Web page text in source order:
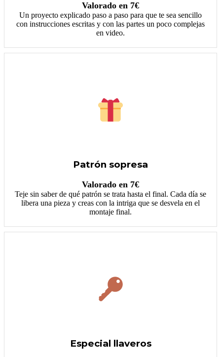
Valorado en 7€
Un proyecto explicado paso a paso para que te sea sencillo
con instrucciones escritas y con las partes un poco complejas
en video.
Patrón sopresa
Valorado en 7€
Teje sin saber de qué patrón se trata hasta el final. Cada día se
libera una pieza y creas con la intriga que se desvela en el
montaje final.
Especial llaveros